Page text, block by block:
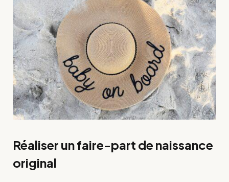
Réaliser un faire-part de naissance
original